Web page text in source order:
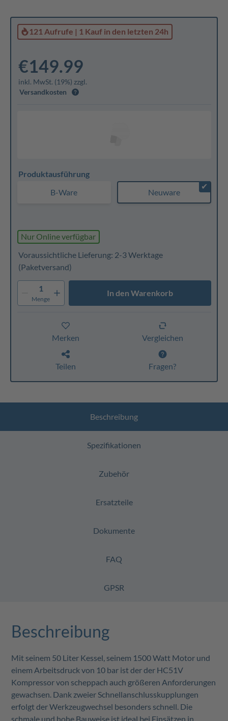
121 Aufrufe | 1 Kauf in den letzten 24h
€149.99
inkl. MwSt. (19%) zzgl.
Versandkosten
Produktausführung
B-Ware
✔
Neuware
Nur Online verfügbar
Voraussichtliche Lieferung: 2-3 Werktage
(Paketversand)
1
Menge
In den Warenkorb
Merken Vergleichen
Teilen Fragen?
Beschreibung
Spezifikationen
Zubehör
Ersatzteile
Dokumente
FAQ
GPSR
Beschreibung
Mit seinem 50 Liter Kessel, seinem 1500 Watt Motor und
einem Arbeitsdruck von 10 bar ist der der HC51V
Kompressor von scheppach auch größeren Anforderungen
gewachsen. Dank zweier Schnellanschlusskupplungen
erfolgt der Werkzeugwechsel besonders schnell. Die
schmale und hohe Bauweise ist ideal bei Einsätzen in